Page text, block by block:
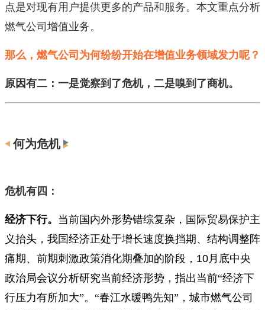
点是对现有用户提供更多的产品和服务。本文重点分析
燃气公司增值业务。
那么，燃气公司为何纷纷开始在增值业务领域发力呢？
原因有二：一是觉察到了危机，二是嗅到了商机。
何为危机
危机有四：
经济下行。 当前国内外形势错综复杂，国际贸易保护主
义抬头，我国经济正处于增长速度换挡期、结构调整阵
痛期、前期刺激政策消化期叠加的阶段， 10 月底中央
政治局会议分析研究当前经济形势，指出当前“经济下
行压力有所加大”。“春江水暖鸭先知”，城市燃气公司